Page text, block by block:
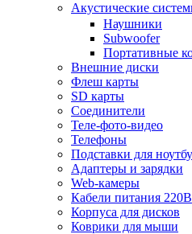
Акустические
Наушники
Subwoofer
Портативные
Внешние диски
Флеш карты
SD карты
Соединители
Теле-фото-видео
Телефоны
Подставки для
Адаптеры и зарядки
Web-камеры
Кабели питания 220В
Корпуса для дисков
Коврики для мыши